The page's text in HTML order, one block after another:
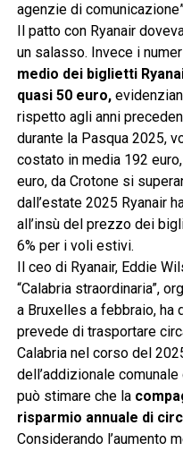
agenzie di
Il patto con Ryanair
un salasso. Invece i
medio dei biglietti
quasi 50 euro,
rispetto agli anni
durante la Pasqua 2025,
costato in media 192
euro, da Crotone si
dall’estate 2025 Ryanair
all’insù del prezzo dei
6% per i voli estivi.
Il ceo di Ryanair, Eddie
“Calabria straordinaria”,
a Bruxelles a febbraio, ha
prevede di trasportare
Calabria nel corso del
dell’addizionale
può stimare che la
risparmio annuale di
Considerando l’aumento